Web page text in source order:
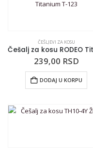
ČEŠLJEVI ZA KOSU
239,00 RSD
DODAJ U KORPU